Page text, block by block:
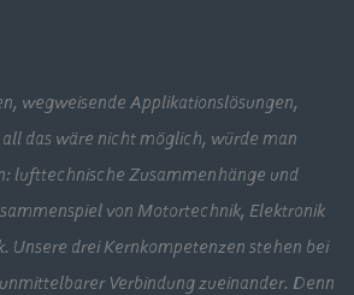
wegweisende Applikationslösungen,
das wäre nicht möglich, würde man
lufttechnische Zusammenhänge und
von Motortechnik, Elektronik
Unsere drei Kernkompetenzen stehen bei
Verbindung zueinander. Denn